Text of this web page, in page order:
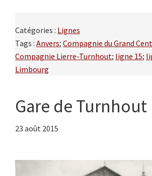
Catégories : Lignes
Tags : Anvers; Compagnie du Grand
Compagnie Lierre-Turnhout; ligne 15;
Limbourg
Gare de Turnhout
23 août 2015